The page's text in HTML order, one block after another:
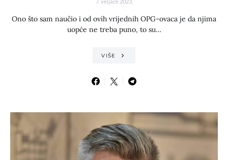
Ono što sam naučio i od ovih vrijednih OPG-ovaca je da njima
uopće ne treba puno, to su…
VIŠE